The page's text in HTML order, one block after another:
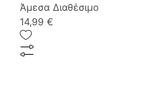
Άμεσα Διαθέσιμο
14,99 €